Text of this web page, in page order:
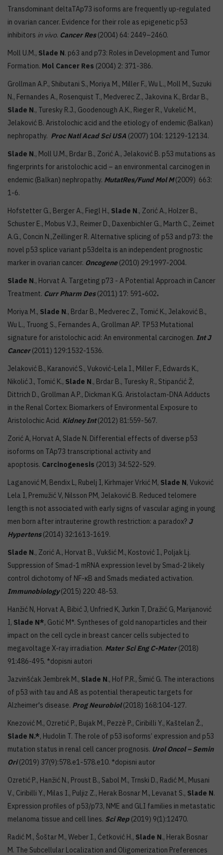
Transdominant deltaTAp73 isoforms are frequently up-regulated
in ovarian cancer. Evidence for their role as epigenetic p53
inhibitors in vivo. Cancer Res(2004) 64: 2449–2460.
Moll U.M., Slade N. p63 and p73: Roles in Development and Tumor
Formation. Mol Cancer Res (2004) 2: 371-386.
Grollman A.P., Shibutani S., Moriya M., Miller F., Wu L., Moll M., Suzuki
N., Fernandes A., Rosenquist T., Medverec Z., Jakovina K., Brdar B.,
Slade N., Turesky R.J., Goodenough A.K., Rieger R., Vukelić M.,
Jelaković B. Aristolochic acid and the etiology of endemic (Balkan)
nephropathy. Proc Natl Acad Sci USA (2007) 104: 12129-12134.
Slade N., Moll U.M., Brdar B., Zorić A., Jelaković B. p53 mutations as
fingerprints for aristolochic acid – an environmental carcinogen in
endemic (Balkan) nephropathy. MutatRes/Fund Mol M(2009) 663:
1-6.
Hofstetter G., Berger A., Fiegl H., Slade N., Zorić A., Holzer B.,
Schuster E., Mobus V.J., Reimer D., Daxenbichler G., Marth C., Zeimet
A.G., Concin N.,Zeillinger R. Alternative splicing of p53 and p73: the
novel p53 splice variant p53delta is an independent prognostic
marker in ovarian cancer. Oncogene (2010) 29:1997-2004.
Slade N., Horvat A. Targeting p73 - A Potential Approach in Cancer
Treatment. Curr Pharm Des(2011) 17: 591-602.
Moriya M., Slade N., Brdar B., Medverec Z., Tomić K., Jelaković B.,
Wu L., Truong S., Fernandes A., Grollman AP. TP53 Mutational
signature for aristolochic acid: An environmental carcinogen. Int J
Cancer(2011) 129:1532-1536.
Jelaković B., KaranovićS., Vuković-LelaI., Miller F., Edwards K.,
NikolićJ., Tomić K., Slade N., Brdar B., Turesky R., Stipanćić Ž,
Dittrich D., Grollman A.P., Dickman K.G. Aristolactam-DNA Adducts
in the Renal Cortex: Biomarkers of Environmental Exposure to
Aristolochic Acid. Kidney Int(2012) 81:559-567.
Zorić A, Horvat A, Slade N. Differential effects of diverse p53
isoforms on TAp73 transcriptional activity and
apoptosis. Carcinogenesis (2013) 34:522-529.
Laganović M, Bendix L, Rubelj I, Kirhmajer Vrkić M, Slade N, Vuković
Lela I, Premužić V, Nilsson PM, Jelaković B. Reduced telomere
length is not associated with early signs of vascular aging in young
men born after intrauterine growth restriction: a paradox? J
Hypertens(2014) 32:1613-1619.
Slade N., Zorić A., Horvat B., Vukšić M., Kostović I., Poljak Lj.
Suppression of Smad-1 mRNA expression level by Smad-2 likely
control dichotomy of NF-κB and Smads mediated activation.
Immunobiology (2015) 220: 48-53.
Hanžić N, Horvat A, Bibić J, Unfried K, Jurkin T, Dražić G, Marijanović
I, Slade N*, Gotić M*. Syntheses of gold nanoparticles and their
impact on the cell cycle in breast cancer cells subjected to
megavoltage X-ray irradiation. Mater Sci Eng C-Mater(2018)
91:486-495. *dopisni autori
Jazvinšćak Jembrek M., Slade N., Hof P.R., Šimić G. The interactions
of p53 with tau and Aß as potential therapeutic targets for
Alzheimer's disease. Prog Neurobiol(2018) 168:104-127.
Knezović M., Ozretić P., Bujak M., Pezzè P., Ciribilli Y., Kaštelan Ž.,
Slade N.*, Hudolin T. The role of p53 isoforms’ expression and p53
mutation status in renal cell cancer prognosis. Urol Oncol – Semin
Ori(2019) 37(9):578.e1-578.e10. *dopisni autor
Ozretić P., Hanžić N., Proust B., Sabol M., Trnski D., Radić M., Musani
V., Ciribilli Y., Milas I., Puljiz Z., Herak Bosnar M., Levanat S., Slade N.
Expression profiles of p53/p73, NME and GLI families in metastatic
melanoma tissue and cell lines. Sci Rep (2019) 9(1):12470.
Radić M., Šoštar M., Weber I., Ćetković H., Slade N., Herak Bosnar
M. The Subcellular Localization and Oligomerization Preferences